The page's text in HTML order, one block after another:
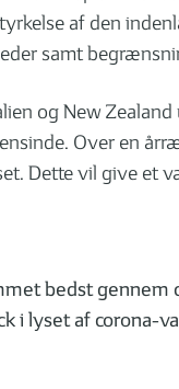
af den
samt
og New
Over en
Dette vil give et
bedst gennem
i lyset af corona-